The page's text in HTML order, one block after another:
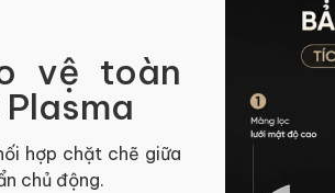
vệ toàn
hợp chặt chẽ giữa
chủ động.